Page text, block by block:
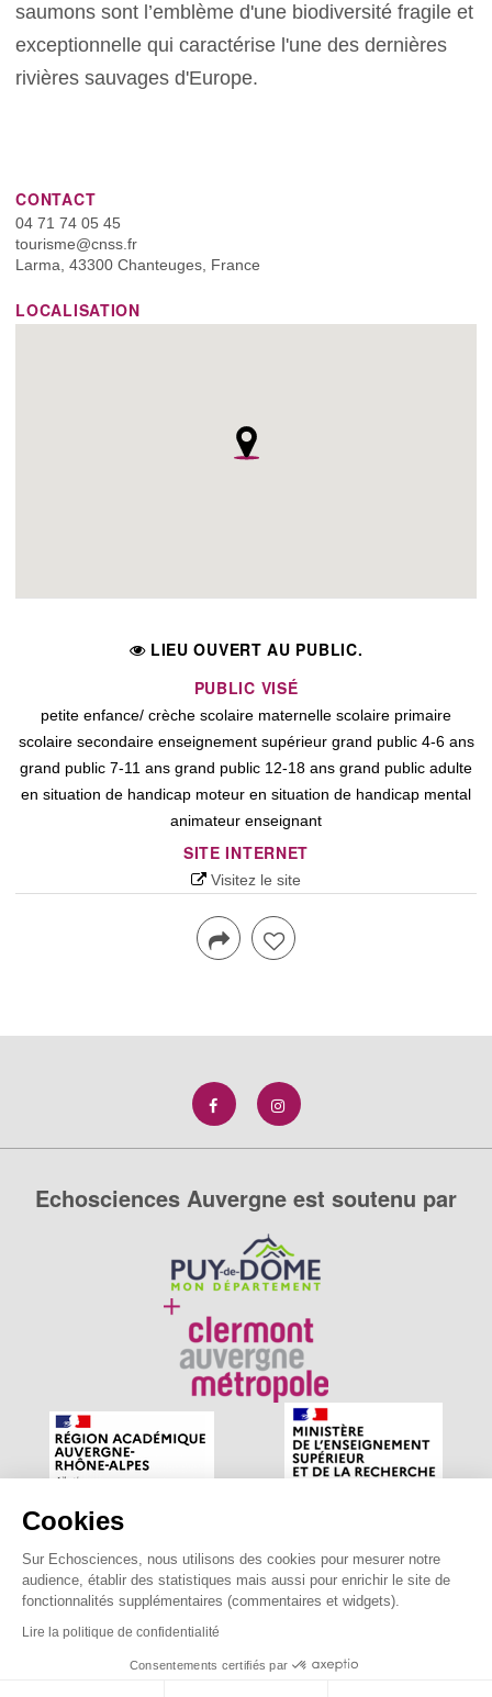
Cookies
Sur Echosciences, nous utilisons des cookies pour mesurer notre
audience, établir des statistiques mais aussi pour enrichir le site de
fonctionnalités supplémentaires (commentaires et widgets).
Lire la politique de confidentialité
Consentements certifiés par
saumons sont l’emblème d'une biodiversité fragile et
exceptionnelle qui caractérise l'une des dernières
rivières sauvages d'Europe.
CONTACT
04 71 74 05 45
tourisme@cnss.fr
Larma, 43300 Chanteuges, France
LOCALISATION
LIEU OUVERT AU PUBLIC.
PUBLIC VISÉ
petite enfance/ crèche scolaire maternelle scolaire primaire
scolaire secondaire enseignement supérieur grand public 4-6 ans
grand public 7-11 ans grand public 12-18 ans grand public adulte
en situation de handicap moteur en situation de handicap mental
animateur enseignant
SITE INTERNET
Visitez le site
Echosciences Auvergne est soutenu par
Echosciences Auvergne est le réseau social des amateurs
de sciences et de technologies du territoire. Propulsé par
astu'sciences.
Mentions légales|Politique de confidentialité